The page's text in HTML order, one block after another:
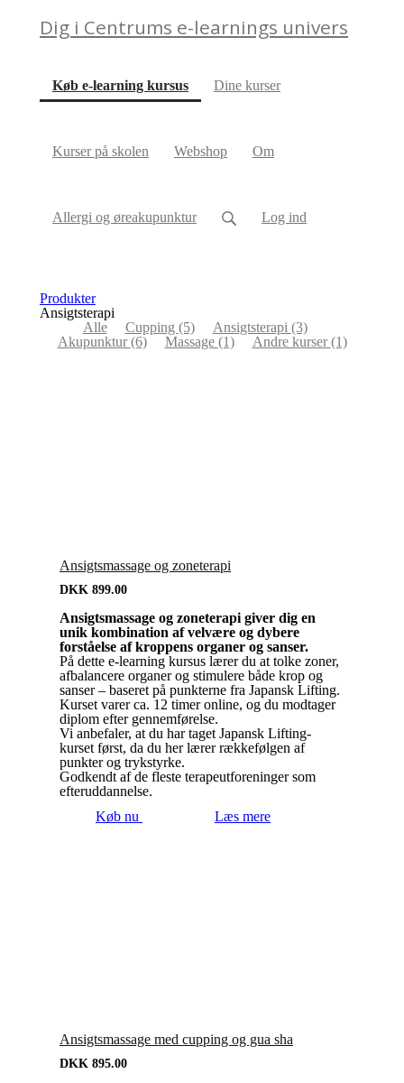
Dig i Centrums e-learnings univers
Køb e-learning kursus(current)Dine kurser
Kurser på skolen Webshop Om
Allergi og øreakupunktur Log ind
Produkter
Ansigtsterapi
Alle
Cupping (5) Ansigtsterapi (3)
Akupunktur(6) Massage (1) Andre kurser(1)
Ansigtsmassage og zoneterapi
DKK 899.00
Ansigtsmassage og zoneterapi giver dig en
unik kombination af velvære og dybere
forståelse af kroppens organer og sanser.
På dette e-learning kursus lærer du at tolke zoner,
afbalancere organer og stimulere både krop og
sanser – baseret på punkterne fra Japansk Lifting.
Kurset varer ca. 12 timer online, og du modtager
diplom efter gennemførelse.
Vi anbefaler, at du har taget Japansk Lifting-
kurset først, da du her lærer rækkefølgen af
punkter og trykstyrke.
Godkendt af de fleste terapeutforeninger som
efteruddannelse.
Køb nu
Læs mere
Ansigtsmassage med cupping og gua sha
DKK 895.00